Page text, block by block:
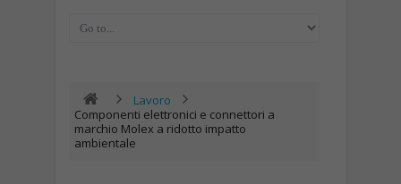
Lavoro
Componenti elettronici e connettori a
marchio Molex a ridotto impatto
ambientale